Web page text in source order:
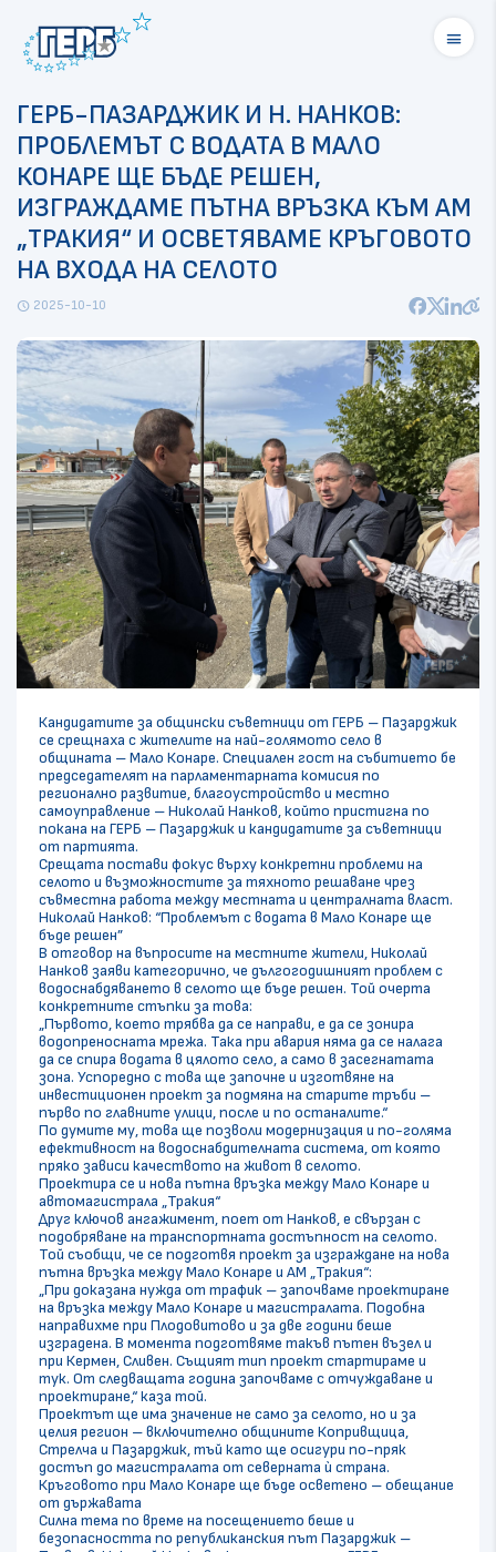
menu
ГЕРБ-ПАЗАРДЖИК И Н. НАНКОВ:
ПРОБЛЕМЪТ С ВОДАТА В МАЛО
КОНАРЕ ЩЕ БЪДЕ РЕШЕН,
ИЗГРАЖДАМЕ ПЪТНА ВРЪЗКА КЪМ АМ
„ТРАКИЯ“ И ОСВЕТЯВАМЕ КРЪГОВОТО
НА ВХОДА НА СЕЛОТО
schedule 2025-10-10
Кандидатите за общински съветници от ГЕРБ – Пазарджик
се срещнаха с жителите на най-голямото село в
общината – Мало Конаре. Специален гост на събитието бе
председателят на парламентарната комисия по
регионално развитие, благоустройство и местно
самоуправление – Николай Нанков, който пристигна по
покана на ГЕРБ – Пазарджик и кандидатите за съветници
от партията.
Срещата постави фокус върху конкретни проблеми на
селото и възможностите за тяхното решаване чрез
съвместна работа между местната и централната власт.
Николай Нанков: “Проблемът с водата в Мало Конаре ще
бъде решен”
В отговор на въпросите на местните жители, Николай
Нанков заяви категорично, че дългогодишният проблем с
водоснабдяването в селото ще бъде решен. Той очерта
конкретните стъпки за това:
„Първото, което трябва да се направи, е да се зонира
водопреносната мрежа. Така при авария няма да се налага
да се спира водата в цялото село, а само в засегнатата
зона. Успоредно с това ще започне и изготвяне на
инвестиционен проект за подмяна на старите тръби –
първо по главните улици, после и по останалите.“
По думите му, това ще позволи модернизация и по-голяма
ефективност на водоснабдителната система, от която
пряко зависи качеството на живот в селото.
Проектира се и нова пътна връзка между Мало Конаре и
автомагистрала „Тракия“
Друг ключов ангажимент, поет от Нанков, е свързан с
подобряване на транспортната достъпност на селото.
Той съобщи, че се подготвя проект за изграждане на нова
пътна връзка между Мало Конаре и АМ „Тракия“:
„При доказана нужда от трафик – започваме проектиране
на връзка между Мало Конаре и магистралата. Подобна
направихме при Плодовитово и за две години беше
изградена. В момента подготвяме такъв пътен възел и
при Кермен, Сливен. Същият тип проект стартираме и
тук. От следващата година започваме с отчуждаване и
проектиране,“ каза той.
Проектът ще има значение не само за селото, но и за
целия регион – включително общините Копривщица,
Стрелча и Пазарджик, тъй като ще осигури по-пряк
достъп до магистралата от северната ѝ страна.
Кръговото при Мало Конаре ще бъде осветено – обещание
от държавата
Силна тема по време на посещението беше и
безопасността по републиканския път Пазарджик –